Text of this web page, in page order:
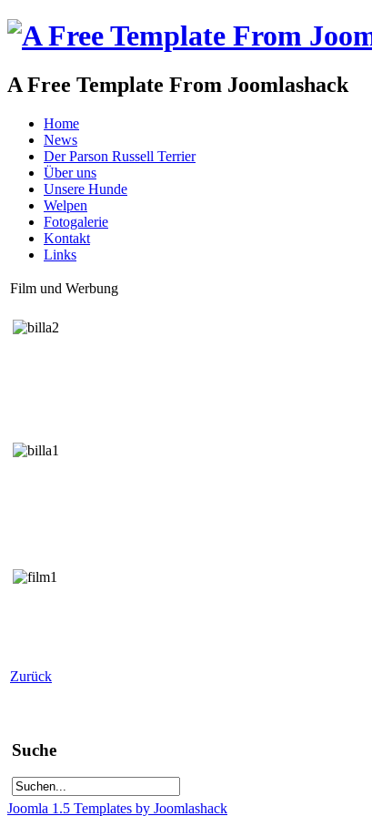
A Free Template From Joomlashack
Home
News
Der Parson Russell Terrier
Über uns
Unsere Hunde
Welpen
Fotogalerie
Kontakt
Links
Film und Werbung
Zurück
Suche
Joomla 1.5 Templates by Joomlashack